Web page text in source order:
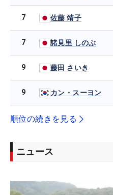
7 佐藤 靖子
7 諸見里 しのぶ
9 藤田 さいき
9 カン・スーヨン
順位の続きを見る
ニュース